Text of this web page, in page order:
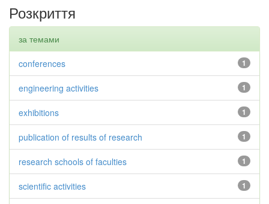
Розкриття
за темами
1
conferences
1
engineering activities
1
exhibitions
1
publication of results of research
1
research schools of faculties
1
scientific activities